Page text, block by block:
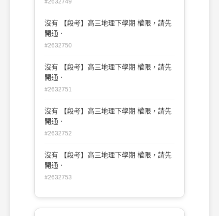
#2632749
沒有 【段考】高三地理下學期 權限，請先
開通．
#2632750
沒有 【段考】高三地理下學期 權限，請先
開通．
#2632751
沒有 【段考】高三地理下學期 權限，請先
開通．
#2632752
沒有 【段考】高三地理下學期 權限，請先
開通．
#2632753